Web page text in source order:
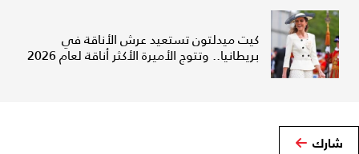
كيت ميدلتون تستعيد عرش الأناقة في
بريطانيا.. وتتوج الأميرة الأكثر أناقة لعام 2026
شارك